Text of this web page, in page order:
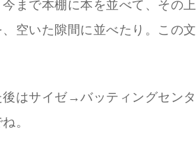
まで本棚に本を並べて、その
空いた隙間に並べたり。この
はサイゼ→バッティングセン
。